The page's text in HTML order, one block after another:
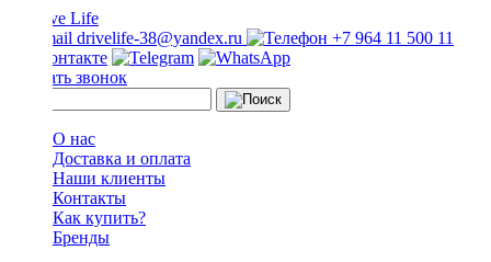
drivelife-38@yandex.ru +7 964 11 500 11
Заказать звонок
О нас
Доставка и оплата
Наши клиенты
Контакты
Как купить?
Бренды